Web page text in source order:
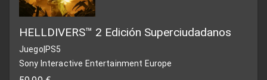
HELLDIVERS™ 2 Edición Superciudadanos
Juego|PS5
Sony Interactive Entertainment Europe